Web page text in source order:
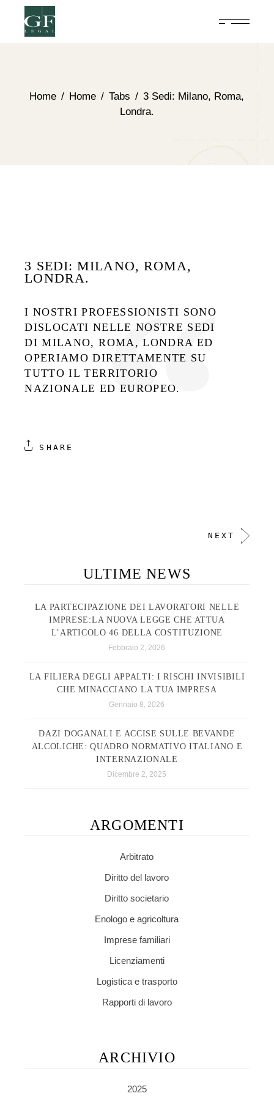
Home Home Tabs
3 Sedi: Milano, Roma,
Londra.
3 SEDI: MILANO, ROMA,
LONDRA.
I NOSTRI PROFESSIONISTI SONO
DISLOCATI NELLE NOSTRE SEDI
DI MILANO, ROMA, LONDRA ED
OPERIAMO DIRETTAMENTE SU
TUTTO IL TERRITORIO
NAZIONALE ED EUROPEO.
SHARE
NEXT
ULTIME NEWS
LA PARTECIPAZIONE DEI LAVORATORI NELLE
IMPRESE:LA NUOVA LEGGE CHE ATTUA
L’ARTICOLO 46 DELLA COSTITUZIONE
Febbraio 2, 2026
LA FILIERA DEGLI APPALTI: I RISCHI INVISIBILI
CHE MINACCIANO LA TUA IMPRESA
Gennaio 8, 2026
DAZI DOGANALI E ACCISE SULLE BEVANDE
ALCOLICHE: QUADRO NORMATIVO ITALIANO E
INTERNAZIONALE
Dicembre 2, 2025
ARGOMENTI
Arbitrato
Diritto del lavoro
Diritto societario
Enologo e agricoltura
Imprese familiari
Licenziamenti
Logistica e trasporto
Rapporti di lavoro
ARCHIVIO
2025